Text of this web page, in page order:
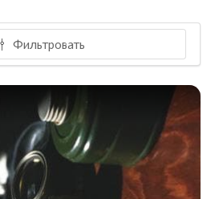
Фильтровать